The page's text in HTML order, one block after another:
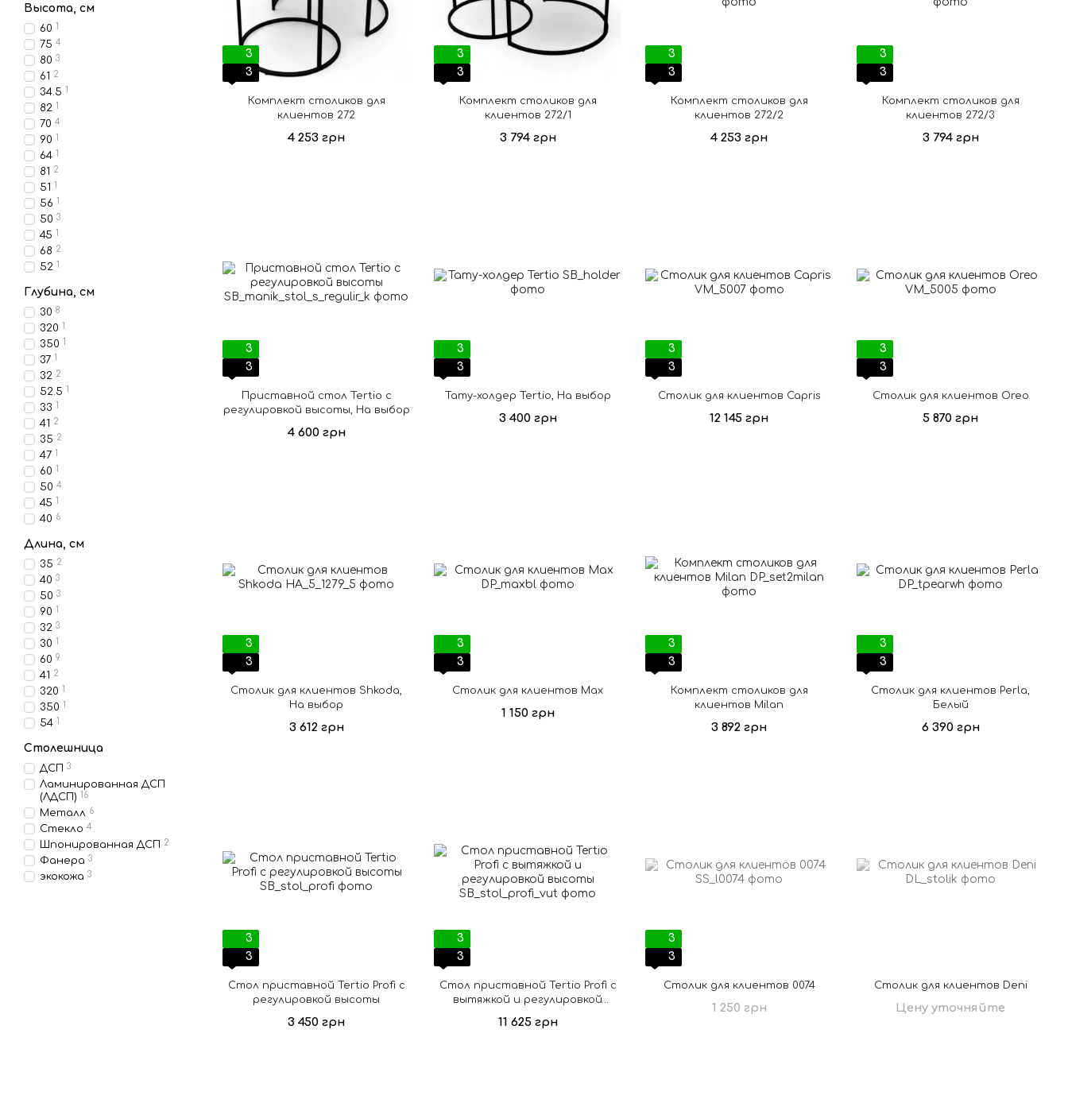
3
3
Комплект столиков для
клиентов 272
4 253 грн
3
3
Комплект столиков для
клиентов 272/1
3 794 грн
3
3
Комплект столиков для
клиентов 272/2
4 253 грн
3
3
Комплект столиков для
клиентов 272/3
3 794 грн
3
3
Приставной cтол Tertio с
регулировкой высоты, На выбор
4 600 грн
3
3
Тату-холдер Tertio, На выбор
3 400 грн
3
3
Столик для клиентов Capris
12 145 грн
3
3
Столик для клиентов Oreo
5 870 грн
3
3
Столик для клиентов Shkoda,
На выбор
3 612 грн
3
3
Столик для клиентов Max
1 150 грн
3
3
Комплект столиков для
клиентов Milan
3 892 грн
3
3
Столик для клиентов Perla,
Белый
6 390 грн
3
3
Cтол приставной Tertio Profi с
регулировкой высоты
3 450 грн
3
3
Cтол приставной Tertio Profi с
вытяжкой и регулировкой
11 625 грн
3
3
Столик для клиентов 0074
1 250 грн
Столик для клиентов Deni
Цену уточняйте
Высота, см
60 1
75 4
80 3
61 2
34.5 1
82 1
70 4
90 1
64 1
81 2
51 1
56 1
50 3
45 1
68 2
52 1
Глубина, см
30 8
320 1
350 1
37 1
32 2
52.5 1
33 1
41 2
35 2
47 1
60 1
50 4
45 1
40 6
Длина, см
35 2
40 3
50 3
90 1
32 3
30 1
60 9
41 2
320 1
350 1
54 1
Столешница
ДСП 3
Ламинированная ДСП
(ЛДСП) 16
Металл 6
Стекло 4
Шпонированная ДСП 2
Фанера 3
экокожа 3